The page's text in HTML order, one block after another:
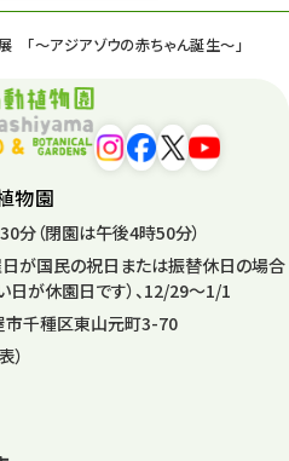
「～アジアゾウの赤ちゃん誕生～」
物園
分（閉園は午後4時50分）
日が国民の祝日または振替休日の場合
日が休園日です）、12/29～1/1
市千種区東山元町3-70
）